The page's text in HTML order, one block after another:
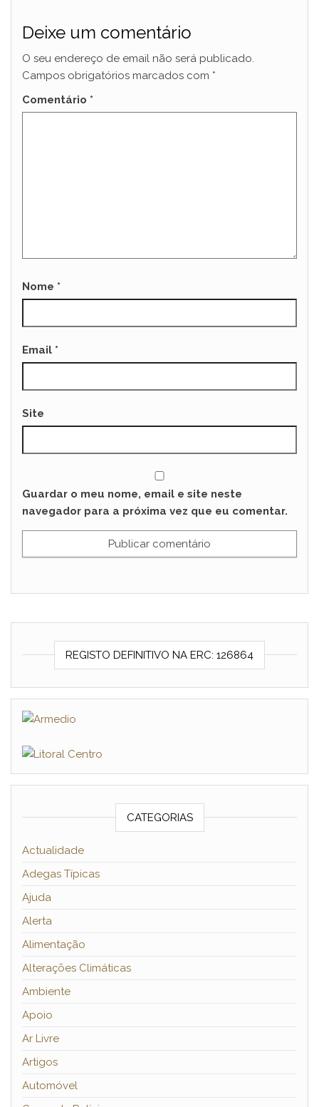
Deixe um comentário
O seu endereço de email não será publicado.
Campos obrigatórios marcados com *
Comentário *
Nome *
Email *
Site
Guardar o meu nome, email e site neste
navegador para a próxima vez que eu comentar.
REGISTO DEFINITIVO NA ERC: 126864
CATEGORIAS
Actualidade
Adegas Típicas
Ajuda
Alerta
Alimentação
Alterações Climáticas
Ambiente
Apoio
Ar Livre
Artigos
Automóvel